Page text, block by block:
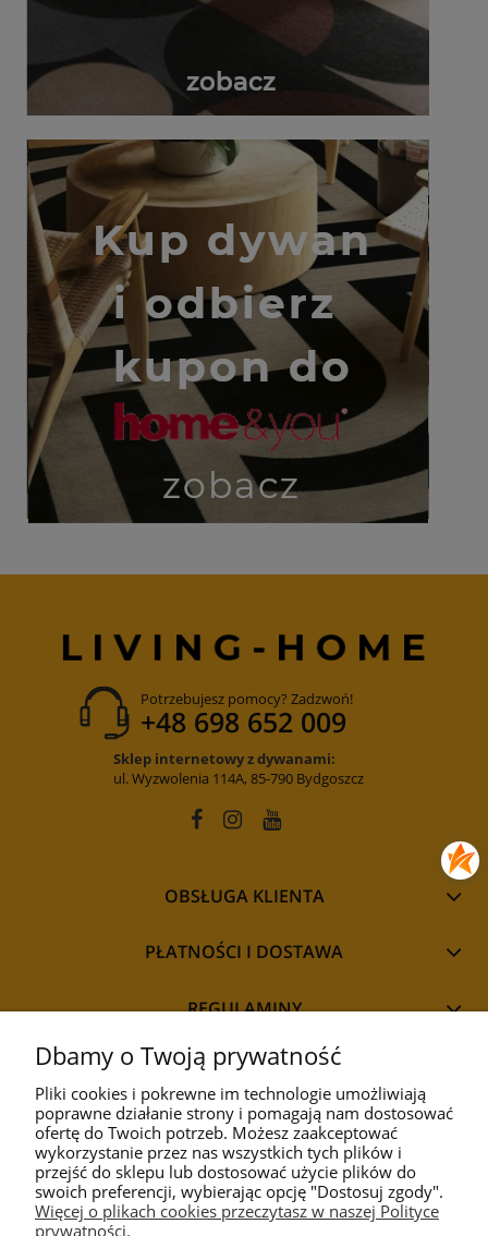
Potrzebujesz pomocy? Zadzwoń!
+48 698 652 009
Sklep internetowy z dywanami:
ul. Wyzwolenia 114A, 85-790 Bydgoszcz
OBSŁUGA KLIENTA
PŁATNOŚCI I DOSTAWA
REGULAMINY
STYL
PRZEZNACZENIE
Dbamy o Twoją prywatność
Pliki cookies i pokrewne im technologie umożliwiają
poprawne działanie strony i pomagają nam dostosować
ofertę do Twoich potrzeb. Możesz zaakceptować
wykorzystanie przez nas wszystkich tych plików i
przejść do sklepu lub dostosować użycie plików do
swoich preferencji, wybierając opcję "Dostosuj zgody".
Więcej o plikach cookies przeczytasz w naszej Polityce
prywatności.